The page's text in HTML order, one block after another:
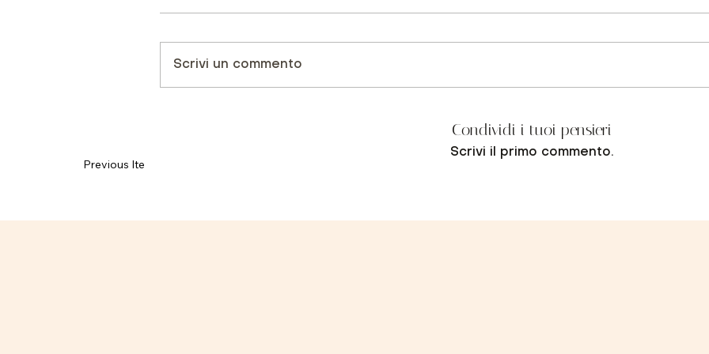
Previous Item
Scrivi un commento
Condividi i tuoi pensieri
Scrivi il primo commento.